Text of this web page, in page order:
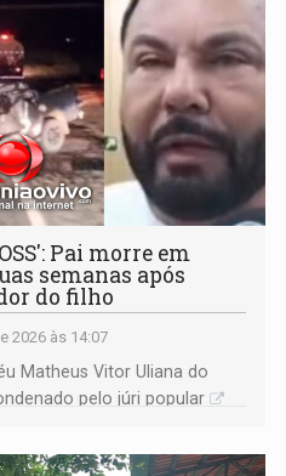
Pai morre em
semanas após
do filho
2026 às 14:07
Matheus Vitor Uliana do
pelo júri popular